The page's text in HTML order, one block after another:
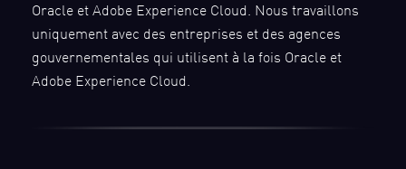
Oracle et Adobe Experience Cloud. Nous travaillons
uniquement avec des entreprises et des agences
gouvernementales qui utilisent à la fois Oracle et
Adobe Experience Cloud.